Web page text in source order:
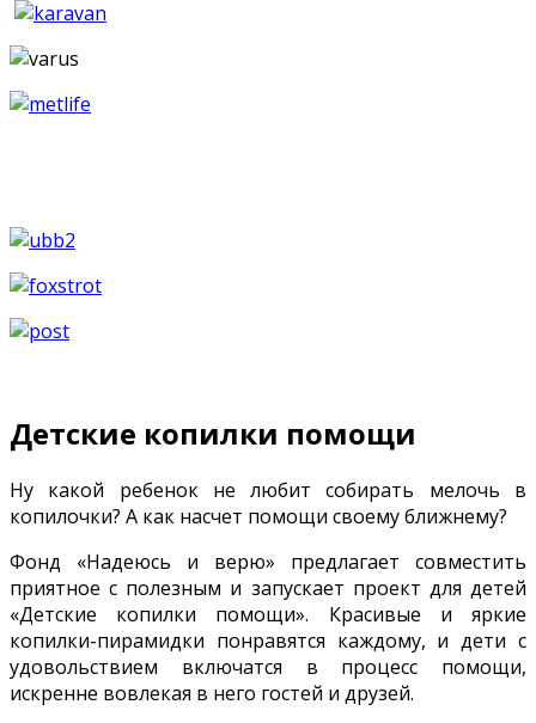
Детские копилки помощи
Ну какой ребенок не любит собирать мелочь в
копилочки? А как насчет помощи своему ближнему?
Фонд «Надеюсь и верю» предлагает совместить
приятное с полезным и запускает проект для детей
«Детские копилки помощи». Красивые и яркие
копилки-пирамидки понравятся каждому, и дети с
удовольствием включатся в процесс помощи,
искренне вовлекая в него гостей и друзей.